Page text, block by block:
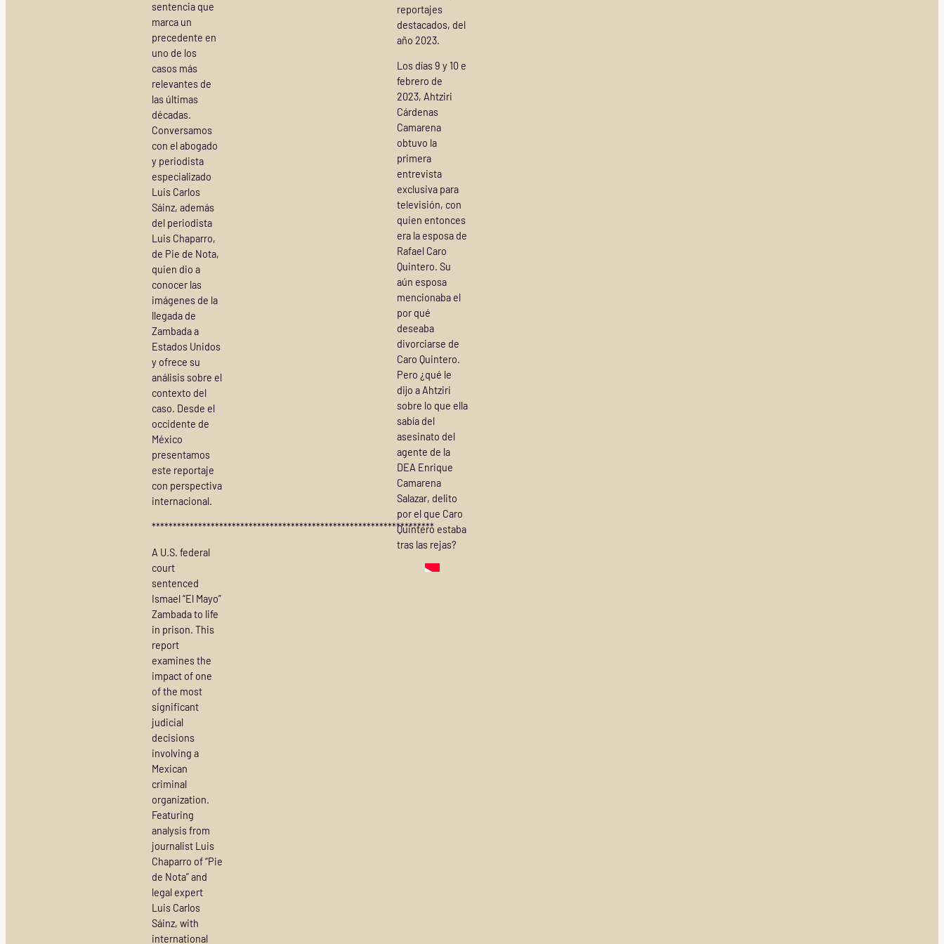
sentencia que
marca un
precedente en
uno de los
casos más
relevantes de
las últimas
décadas.
Conversamos
con el abogado
y periodista
especializado
Luis Carlos
Sáinz, además
del periodista
Luis Chaparro,
de Pie de Nota,
quien dio a
conocer las
imágenes de la
llegada de
Zambada a
Estados Unidos
y ofrece su
análisis sobre el
contexto del
caso. Desde el
occidente de
México
presentamos
este reportaje
con perspectiva
internacional.
*******************************************************************
A U.S. federal
court
sentenced
Ismael “El Mayo”
Zambada to life
in prison. This
report
examines the
impact of one
of the most
significant
judicial
decisions
involving a
Mexican
criminal
organization.
Featuring
analysis from
journalist Luis
Chaparro of “Pie
de Nota” and
legal expert
Luis Carlos
Sáinz, with
international
reportajes
destacados, del
año 2023.
Los días 9 y 10 e
febrero de
2023, Ahtziri
Cárdenas
Camarena
obtuvo la
primera
entrevista
exclusiva para
televisión, con
quien entonces
era la esposa de
Rafael Caro
Quintero. Su
aún esposa
mencionaba el
por qué
deseaba
divorciarse de
Caro Quintero.
Pero ¿qué le
dijo a Ahtziri
sobre lo que ella
sabía del
asesinato del
agente de la
DEA Enrique
Camarena
Salazar, delito
por el que Caro
Quintero estaba
tras las rejas?